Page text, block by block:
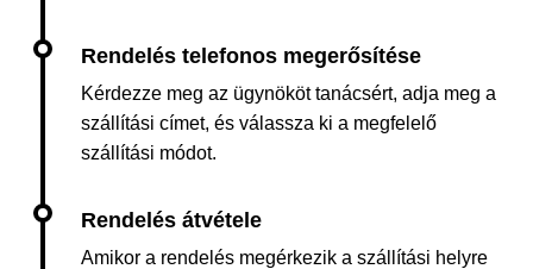
Kérdezze meg az ügynököt tanácsért, adja meg a
szállítási címet, és válassza ki a megfelelő
szállítási módot.
Amikor a rendelés megérkezik a szállítási helyre